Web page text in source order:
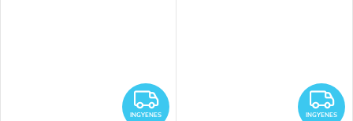
INGYENES
INGYENES INGYENES